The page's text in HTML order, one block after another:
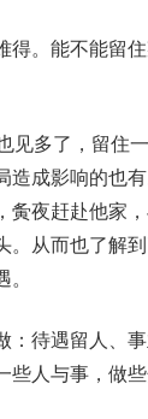
。能不能留
多了，留住
成影响的也
夜赶赴他家
从而也了解
待遇留人、
人与事，做些